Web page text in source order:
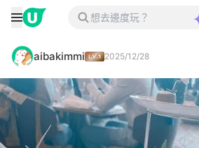
aibakimmi 2025/12/28